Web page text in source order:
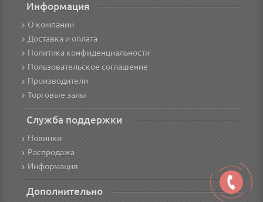
Информация
О компании
Доставка и оплата
Политика конфиденциальности
Пользовательское соглашение
Производители
Торговые залы
Служба поддержки
Новинки
Распродажа
Информация
Дополнительно